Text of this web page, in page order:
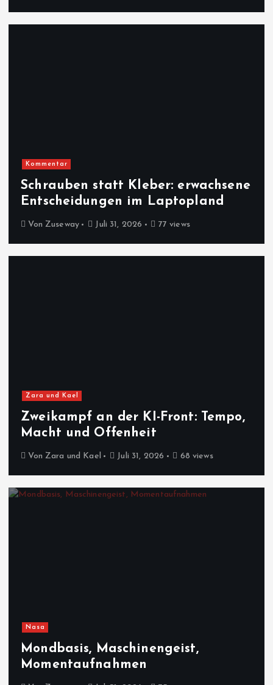
Kommentar
Schrauben statt Kleber: erwachsene
Entscheidungen im Laptopland
Von Zuseway Juli 31, 2026 77 views
Zara und Kael
Zweikampf an der KI-Front: Tempo,
Macht und Offenheit
Von Zara und Kael Juli 31, 2026 68 views
Nasa
Mondbasis, Maschinengeist,
Momentaufnahmen